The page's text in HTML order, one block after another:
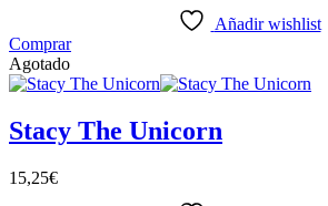
Añadir wishlist
Comprar
Agotado
Stacy The Unicorn
15,25€